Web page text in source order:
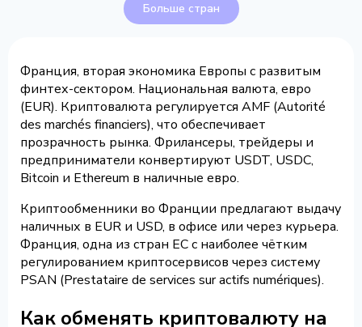
Больше стран
Франция, вторая экономика Европы с развитым
финтех-сектором. Национальная валюта, евро
(EUR). Криптовалюта регулируется AMF (Autorité
des marchés financiers), что обеспечивает
прозрачность рынка. Фрилансеры, трейдеры и
предприниматели конвертируют USDT, USDC,
Bitcoin и Ethereum в наличные евро.
Криптообменники во Франции предлагают выдачу
наличных в EUR и USD, в офисе или через курьера.
Франция, одна из стран ЕС с наиболее чётким
регулированием криптосервисов через систему
PSAN (Prestataire de services sur actifs numériques).
Как обменять криптовалюту на